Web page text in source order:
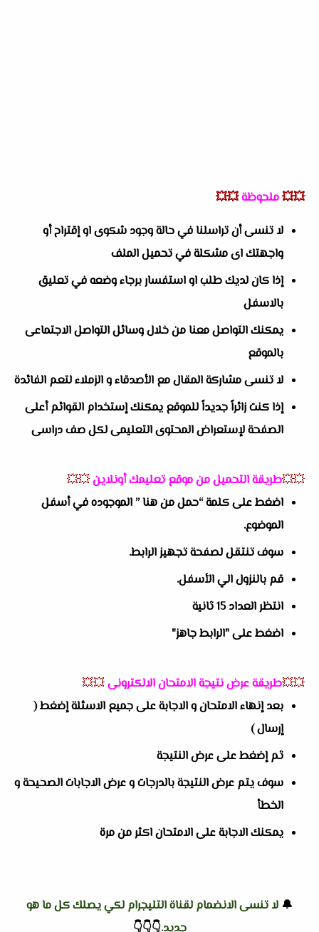
💥💥ملحوظة💥💥
لا تنسى أن تراسلنا في حالة وجود شكوى او إقتراح أو
واجهتك اى مشكلة في تحميل الملف
إذا كان لديك طلب او استفسار برجاء وضعه في تعليق
بالاسفل
يمكنك التواصل معنا من خلال وسائل التواصل الاجتماعى
بالموقع
لا تنسى مشاركة المقال مع الأصدقاء و الزملاء لتعم الفائدة
إذا كنت زائراً جديداً للموقع يمكنك إستخدام القوائم أعلى
الصفحة لإستعراض المحتوى التعليمى لكل صف دراسى
💥💥طريقة التحميل من موقع تعليمك أونلاين💥💥
اضغط على كلمة “حمل من هنا ” الموجوده في أسفل
الموضوع.
سوف تنتقل لصفحة تجهيز الرابط.
قم بالنزول الي الأسفل.
انتظر العداد 15 ثانية
اضغط على "الرابط جاهز"
💥💥طريقة عرض نتيجة الامتحان الالكترونى💥💥
بعد إنهاء الامتحان و الاجابة على جميع الاسئلة إضغط (
إرسال )
ثم إضغط على عرض النتيجة
سوف يتم عرض النتيجة بالدرجات و عرض الاجابات الصحيحة و
الخطأ
يمكنك الاجابة على الامتحان اكثر من مرة
🔔 لا تنسى الانضمام لقناة التليجرام لكي يصلك كل ما هو